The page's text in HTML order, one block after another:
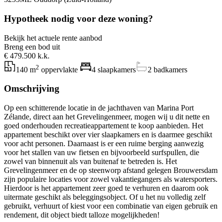
Hypotheek nodig voor deze woning?
Bekijk het actuele rente aanbod
Breng een bod uit
€ 479.500 k.k.
140 m2 oppervlakte 4 slaapkamers 2 badkamers
Omschrijving
Op een schitterende locatie in de jachthaven van Marina Port
Zélande, direct aan het Grevelingenmeer, mogen wij u dit nette en
goed onderhouden recreatieappartement te koop aanbieden. Het
appartement beschikt over vier slaapkamers en is daarmee geschikt
voor acht personen. Daarnaast is er een ruime berging aanwezig
voor het stallen van uw fietsen en bijvoorbeeld surfspullen, die
zowel van binnenuit als van buitenaf te betreden is. Het
Grevelingenmeer en de op steenworp afstand gelegen Brouwersdam
zijn populaire locaties voor zowel vakantiegangers als watersporters.
Hierdoor is het appartement zeer goed te verhuren en daarom ook
uitermate geschikt als beleggingsobject. Of u het nu volledig zelf
gebruikt, verhuurt of kiest voor een combinatie van eigen gebruik en
rendement, dit object biedt talloze mogelijkheden!